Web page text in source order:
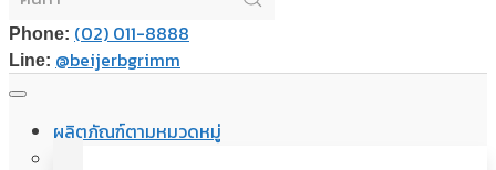
Phone: (02) 011-8888
Line: @beijerbgrimm
ผลิตภัณฑ์ตามหมวดหมู่